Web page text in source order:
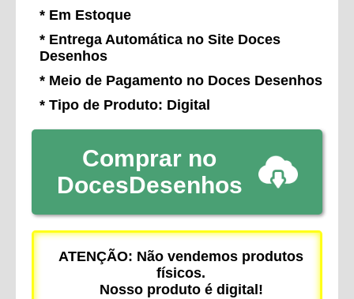
* Em Estoque
* Entrega Automática no Site Doces
Desenhos
* Meio de Pagamento no Doces Desenhos
* Tipo de Produto: Digital
Comprar no
DocesDesenhos
ATENÇÃO: Não vendemos produtos
físicos.
Nosso produto é digital!